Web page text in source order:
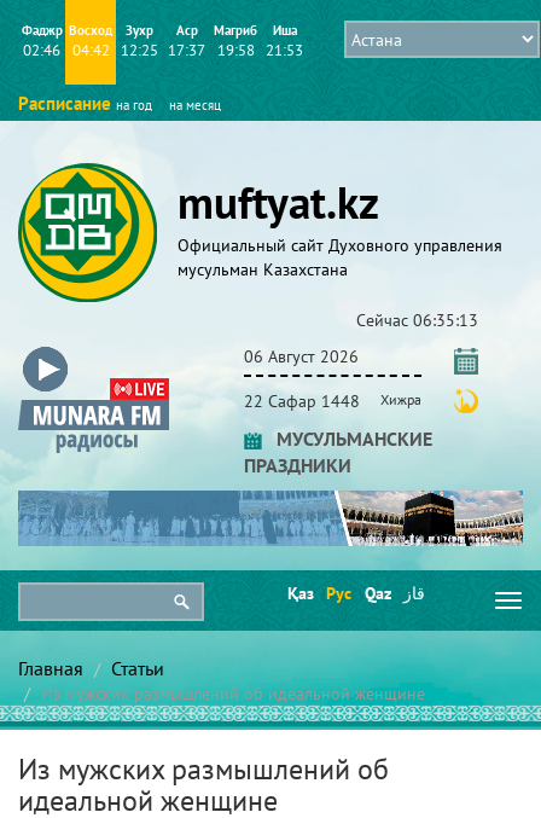
Фаджр
02:46
Восход
04:42
Зухр
12:25
Аср
17:37
Магриб
19:58
Иша
21:53
Расписание на год на месяц
muftyat.kz
Официальный сайт Духовного управления
мусульман Казахстана
Сейчас 06:35:14
06 Август 2026
22 Сафар 1448 Хижра
МУСУЛЬМАНСКИЕ
ПРАЗДНИКИ
Қаз Рус Qaz قاز
Главная Статьи
Из мужских размышлений об идеальной женщине
Из мужских размышлений об
идеальной женщине